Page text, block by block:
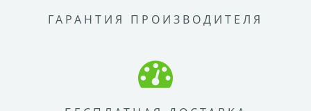
ГАРАНТИЯ ПРОИЗВОДИТЕЛЯ